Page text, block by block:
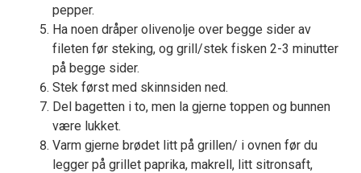
pepper.
Ha noen dråper olivenolje over begge sider av
fileten før steking, og grill/stek fisken 2-3 minutter
på begge sider.
Stek først med skinnsiden ned.
Del bagetten i to, men la gjerne toppen og bunnen
være lukket.
Varm gjerne brødet litt på grillen/ i ovnen før du
legger på grillet paprika, makrell, litt sitronsaft,